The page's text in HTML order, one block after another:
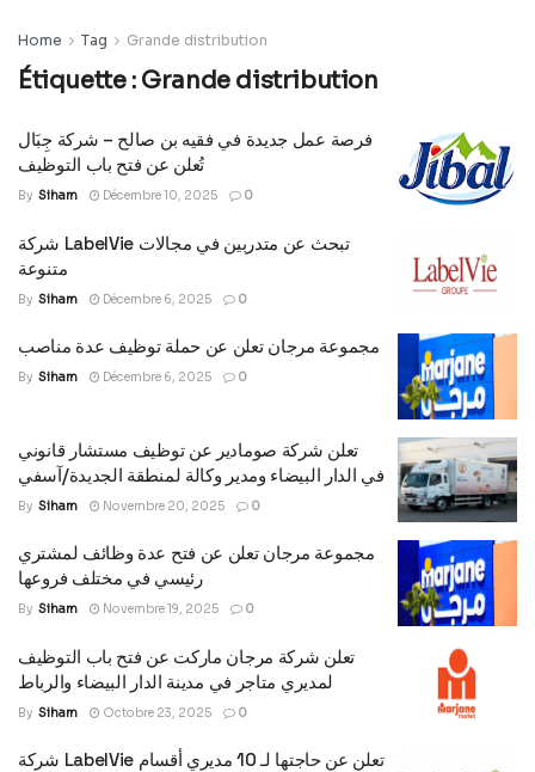
Home Tag Grande distribution
Étiquette : Grande distribution
فرصة عمل جديدة في فقيه بن صالح – شركة جِبَال
تُعلن عن فتح باب التوظيف
By Siham Décembre 10, 2025 0
شركة LabelVie تبحث عن متدربين في مجالات
متنوعة
By Siham Décembre 6, 2025 0
مجموعة مرجان تعلن عن حملة توظيف عدة مناصب
By Siham Décembre 6, 2025 0
تعلن شركة صومادير عن توظيف مستشار قانوني
في الدار البيضاء ومدير وكالة لمنطقة الجديدة/آسفي
By Siham Novembre 20, 2025 0
مجموعة مرجان تعلن عن فتح عدة وظائف لمشتري
رئيسي في مختلف فروعها
By Siham Novembre 19, 2025 0
تعلن شركة مرجان ماركت عن فتح باب التوظيف
لمديري متاجر في مدينة الدار البيضاء والرباط
By Siham Octobre 23, 2025 0
شركة LabelVie تعلن عن حاجتها لـ 10 مديري أقسام